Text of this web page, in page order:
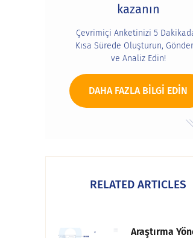
kazanın
Çevrimiçi Anketinizi 5
Kısa Sürede Oluşturun,
ve Analiz Edin!
DAHA FAZLA BILGI EDIN
RELATED ARTICLES
Araştırma